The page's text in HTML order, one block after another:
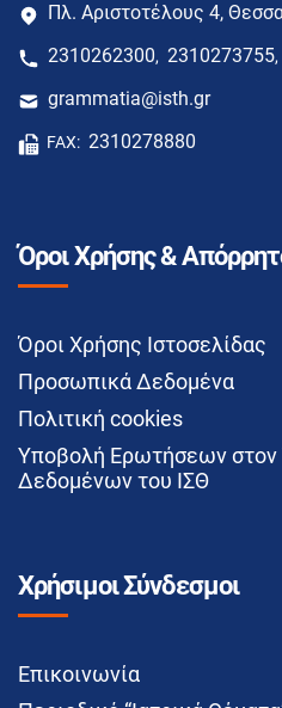
Πλ. Αριστοτέλους 4,
2310262300, 2310273755,
grammatia@isth.gr
FAX: 2310278880
Όροι Χρήσης &
Όροι Χρήσης Ιστοσελίδας
Προσωπικά Δεδομένα
Πολιτική cookies
Υποβολή Ερωτήσεων στον
Δεδομένων του ΙΣΘ
Χρήσιμοι Σύνδεσμοι
Επικοινωνία